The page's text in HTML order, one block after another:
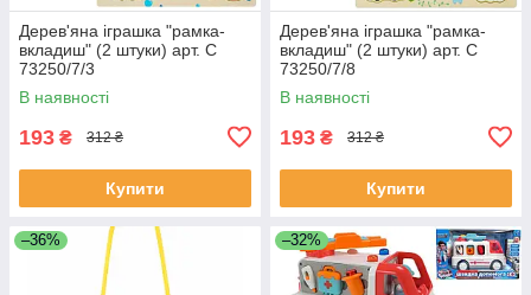
Дерев'яна іграшка "рамка-
вкладиш" (2 штуки) арт. C
73250/7/3
В наявності
193 ₴ 312 ₴
Купити
Дерев'яна іграшка "рамка-
вкладиш" (2 штуки) арт. C
73250/7/8
В наявності
193 ₴ 312 ₴
Купити
–36% –32%